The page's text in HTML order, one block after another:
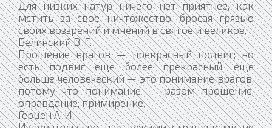
Для низких натур ничего нет приятнее, как
мстить за свое ничтожество, бросая грязью
своих воззрений и мнений в святое и великое.
Белинский В. Г.
Прощение врагов — прекрасный подвиг; но
есть подвиг еще более прекрасный, еще
больше человеческий — это понимание врагов,
потому что понимание — разом прощение,
оправдание, примирение.
Герцен А. И.